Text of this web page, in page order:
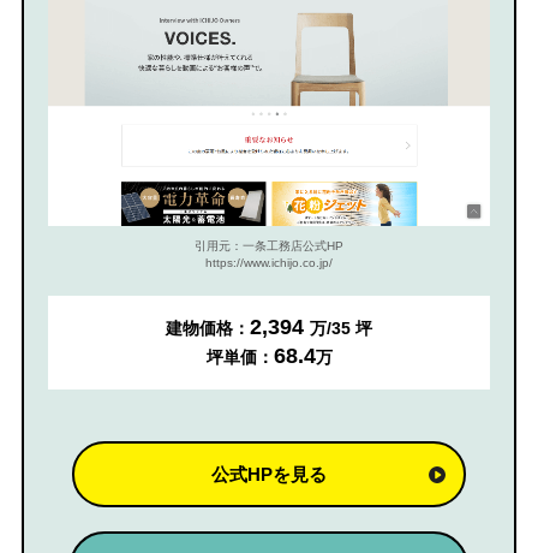
引用元：一条工務店公式HP
https://www.ichijo.co.jp/
建物価格： 2,394 万/35 坪
坪単価： 68.4万
公式HPを見る